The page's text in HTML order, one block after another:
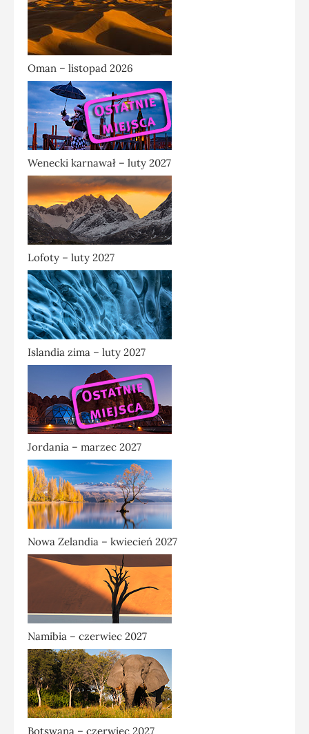
Oman – listopad 2026
Wenecki karnawał – luty 2027
Lofoty – luty 2027
Islandia zima – luty 2027
Jordania – marzec 2027
Nowa Zelandia – kwiecień 2027
Namibia – czerwiec 2027
Botswana – czerwiec 2027